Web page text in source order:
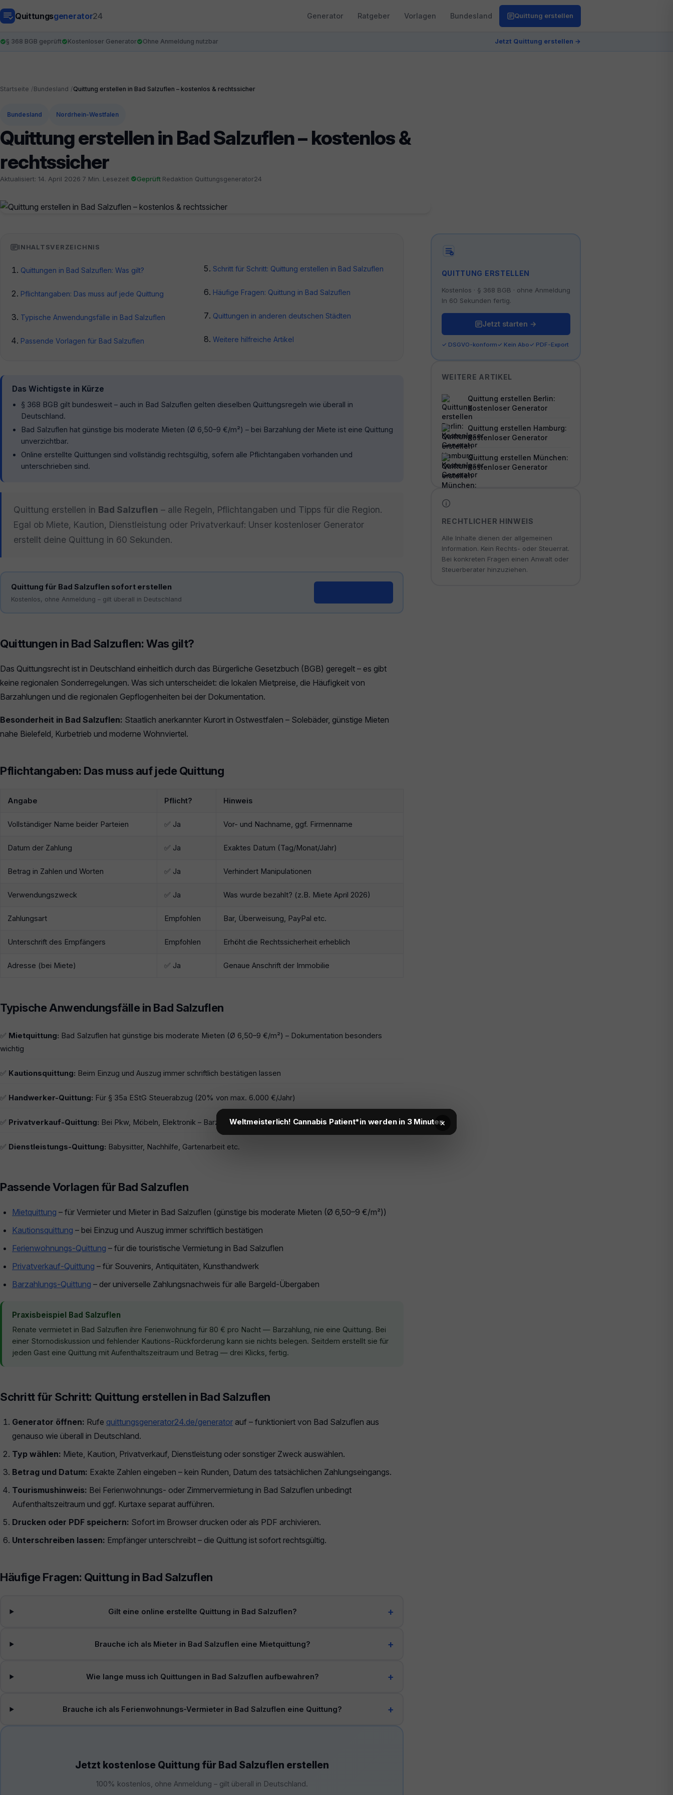
Quittungsgenerator24 Generator Ratgeber Vorlagen Bundesland Quittung erstellen
§ 368 BGB geprüft Kostenloser Generator Ohne Anmeldung nutzbar Jetzt Quittung erstellen →
Startseite Bundesland Quittung erstellen in Bad Salzuflen – kostenlos & rechtssicher
Bundesland Nordrhein-Westfalen
Quittung erstellen in Bad Salzuflen – kostenlos &
rechtssicher
Aktualisiert: 14. April 2026 7 Min. Lesezeit Geprüft Redaktion Quittungsgenerator24
INHALTSVERZEICHNIS
Quittungen in Bad Salzuflen: Was gilt?
Pflichtangaben: Das muss auf jede Quittung
Typische Anwendungsfälle in Bad Salzuflen
Passende Vorlagen für Bad Salzuflen
Schritt für Schritt: Quittung erstellen in Bad Salzuflen
Häufige Fragen: Quittung in Bad Salzuflen
Quittungen in anderen deutschen Städten
Weitere hilfreiche Artikel
Das Wichtigste in Kürze
§ 368 BGB gilt bundesweit – auch in Bad Salzuflen gelten dieselben Quittungsregeln wie überall in
Deutschland.
Bad Salzuflen hat günstige bis moderate Mieten (Ø 6,50–9 €/m²) – bei Barzahlung der Miete ist eine Quittung
unverzichtbar.
Online erstellte Quittungen sind vollständig rechtsgültig, sofern alle Pflichtangaben vorhanden und
unterschrieben sind.
Quittung erstellen in Bad Salzuflen – alle Regeln, Pflichtangaben und Tipps für die Region.
Egal ob Miete, Kaution, Dienstleistung oder Privatverkauf: Unser kostenloser Generator
erstellt deine Quittung in 60 Sekunden.
Quittung für Bad Salzuflen sofort erstellen
Kostenlos, ohne Anmeldung – gilt überall in Deutschland
Quittungen in Bad Salzuflen: Was gilt?
Das Quittungsrecht ist in Deutschland einheitlich durch das Bürgerliche Gesetzbuch (BGB) geregelt – es gibt
keine regionalen Sonderregelungen. Was sich unterscheidet: die lokalen Mietpreise, die Häufigkeit von
Barzahlungen und die regionalen Gepflogenheiten bei der Dokumentation.
Besonderheit in Bad Salzuflen: Staatlich anerkannter Kurort in Ostwestfalen – Solebäder, günstige Mieten
nahe Bielefeld, Kurbetrieb und moderne Wohnviertel.
Pflichtangaben: Das muss auf jede Quittung
Angabe Pflicht? Hinweis
Vollständiger Name beider Parteien ✅ Ja Vor- und Nachname, ggf. Firmenname
Datum der Zahlung ✅ Ja Exaktes Datum (Tag/Monat/Jahr)
Betrag in Zahlen und Worten ✅ Ja Verhindert Manipulationen
Verwendungszweck ✅ Ja Was wurde bezahlt? (z.B. Miete April 2026)
Zahlungsart Empfohlen Bar, Überweisung, PayPal etc.
Unterschrift des Empfängers Empfohlen Erhöht die Rechtssicherheit erheblich
Adresse (bei Miete) ✅ Ja Genaue Anschrift der Immobilie
Typische Anwendungsfälle in Bad Salzuflen
✅ Mietquittung: Bad Salzuflen hat günstige bis moderate Mieten (Ø 6,50–9 €/m²) – Dokumentation besonders
wichtig
✅ Kautionsquittung: Beim Einzug und Auszug immer schriftlich bestätigen lassen
✅ Handwerker-Quittung: Für § 35a EStG Steuerabzug (20% von max. 6.000 €/Jahr)
✅ Privatverkauf-Quittung: Bei Pkw, Möbeln, Elektronik – Barzahlung absichern
✅ Dienstleistungs-Quittung: Babysitter, Nachhilfe, Gartenarbeit etc.
Passende Vorlagen für Bad Salzuflen
Mietquittung – für Vermieter und Mieter in Bad Salzuflen (günstige bis moderate Mieten (Ø 6,50–9 €/m²))
Kautionsquittung – bei Einzug und Auszug immer schriftlich bestätigen
Ferienwohnungs-Quittung – für die touristische Vermietung in Bad Salzuflen
Privatverkauf-Quittung – für Souvenirs, Antiquitäten, Kunsthandwerk
Barzahlungs-Quittung – der universelle Zahlungsnachweis für alle Bargeld-Übergaben
Praxisbeispiel Bad Salzuflen
Renate vermietet in Bad Salzuflen ihre Ferienwohnung für 80 € pro Nacht — Barzahlung, nie eine Quittung. Bei
einer Stornodiskussion und fehlender Kautions-Rückforderung kann sie nichts belegen. Seitdem erstellt sie für
jeden Gast eine Quittung mit Aufenthaltszeitraum und Betrag — drei Klicks, fertig.
Schritt für Schritt: Quittung erstellen in Bad Salzuflen
Generator öffnen: Rufe quittungsgenerator24.de/generator auf – funktioniert von Bad Salzuflen aus
genauso wie überall in Deutschland.
Typ wählen: Miete, Kaution, Privatverkauf, Dienstleistung oder sonstiger Zweck auswählen.
Betrag und Datum: Exakte Zahlen eingeben – kein Runden, Datum des tatsächlichen Zahlungseingangs.
Tourismushinweis: Bei Ferienwohnungs- oder Zimmervermietung in Bad Salzuflen unbedingt
Aufenthaltszeitraum und ggf. Kurtaxe separat aufführen.
Drucken oder PDF speichern: Sofort im Browser drucken oder als PDF archivieren.
Unterschreiben lassen: Empfänger unterschreibt – die Quittung ist sofort rechtsgültig.
Häufige Fragen: Quittung in Bad Salzuflen
Gilt eine online erstellte Quittung in Bad Salzuflen?
Brauche ich als Mieter in Bad Salzuflen eine Mietquittung?
Wie lange muss ich Quittungen in Bad Salzuflen aufbewahren?
Brauche ich als Ferienwohnungs-Vermieter in Bad Salzuflen eine Quittung?
Jetzt kostenlose Quittung für Bad Salzuflen erstellen
100% kostenlos, ohne Anmeldung – gilt überall in Deutschland.
QUITTUNG ERSTELLEN
Kostenlos · § 368 BGB · ohne Anmeldung
In 60 Sekunden fertig.
Jetzt starten →
✓ DSGVO-konform✓ Kein Abo✓ PDF-Export
WEITERE ARTIKEL
Quittung erstellen Berlin:
Kostenloser Generator
Quittung erstellen Hamburg:
Kostenloser Generator
Quittung erstellen München:
Kostenloser Generator
RECHTLICHER HINWEIS
Alle Inhalte dienen der allgemeinen
Information. Kein Rechts- oder Steuerrat.
Bei konkreten Fragen einen Anwalt oder
Steuerberater hinzuziehen.
Weltmeisterlich! Cannabis Patient*in werden in 3 Minuten
×